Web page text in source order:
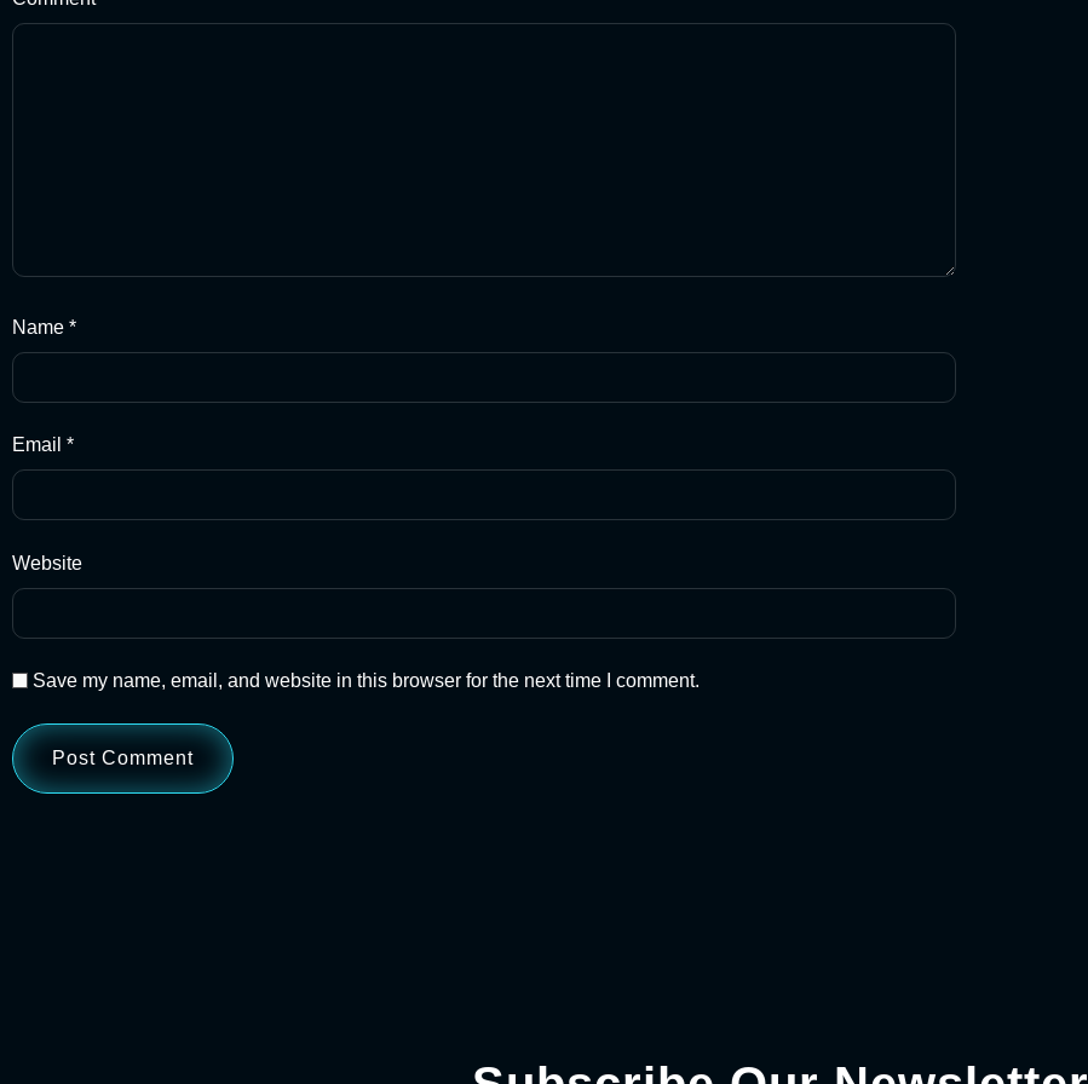
Name *
Email *
Website
Save my name, email, and website in this browser for the next time I comment.